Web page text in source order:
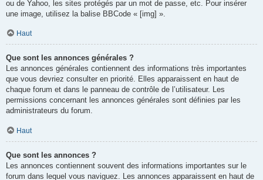
ou de Yahoo, les sites protégés par un mot de passe, etc. Pour insérer
une image, utilisez la balise BBCode « [img] ».
Haut
Que sont les annonces générales ?
Les annonces générales contiennent des informations très importantes
que vous devriez consulter en priorité. Elles apparaissent en haut de
chaque forum et dans le panneau de contrôle de l’utilisateur. Les
permissions concernant les annonces générales sont définies par les
administrateurs du forum.
Haut
Que sont les annonces ?
Les annonces contiennent souvent des informations importantes sur le
forum dans lequel vous naviguez. Les annonces apparaissent en haut de